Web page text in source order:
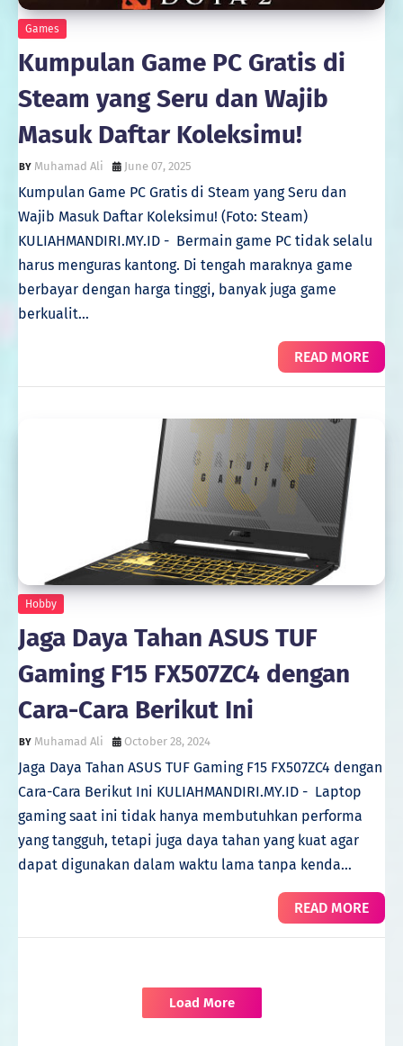
Games
Kumpulan Game PC Gratis di
Steam yang Seru dan Wajib
Masuk Daftar Koleksimu!
Muhamad Ali June 07, 2025
Kumpulan Game PC Gratis di Steam yang Seru dan
Wajib Masuk Daftar Koleksimu! (Foto: Steam)
KULIAHMANDIRI.MY.ID - Bermain game PC tidak selalu
harus menguras kantong. Di tengah maraknya game
berbayar dengan harga tinggi, banyak juga game
berkualit…
READ MORE
Hobby
Jaga Daya Tahan ASUS TUF
Gaming F15 FX507ZC4 dengan
Cara-Cara Berikut Ini
Muhamad Ali October 28, 2024
Jaga Daya Tahan ASUS TUF Gaming F15 FX507ZC4 dengan
Cara-Cara Berikut Ini KULIAHMANDIRI.MY.ID - Laptop
gaming saat ini tidak hanya membutuhkan performa
yang tangguh, tetapi juga daya tahan yang kuat agar
dapat digunakan dalam waktu lama tanpa kenda…
READ MORE
Load More